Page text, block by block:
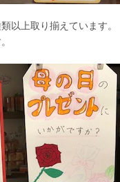
以上取り揃えています。